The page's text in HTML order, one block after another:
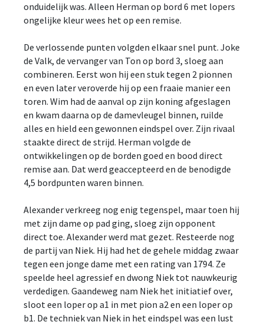
onduidelijk was. Alleen Herman op bord 6 met lopers
ongelijke kleur wees het op een remise.
De verlossende punten volgden elkaar snel punt. Joke
de Valk, de vervanger van Ton op bord 3, sloeg aan
combineren. Eerst won hij een stuk tegen 2 pionnen
en even later veroverde hij op een fraaie manier een
toren. Wim had de aanval op zijn koning afgeslagen
en kwam daarna op de damevleugel binnen, ruilde
alles en hield een gewonnen eindspel over. Zijn rivaal
staakte direct de strijd. Herman volgde de
ontwikkelingen op de borden goed en bood direct
remise aan. Dat werd geaccepteerd en de benodigde
4,5 bordpunten waren binnen.
Alexander verkreeg nog enig tegenspel, maar toen hij
met zijn dame op pad ging, sloeg zijn opponent
direct toe. Alexander werd mat gezet. Resteerde nog
de partij van Niek. Hij had het de gehele middag zwaar
tegen een jonge dame met een rating van 1794. Ze
speelde heel agressief en dwong Niek tot nauwkeurig
verdedigen. Gaandeweg nam Niek het initiatief over,
sloot een loper op a1 in met pion a2 en een loper op
b1. De techniek van Niek in het eindspel was een lust